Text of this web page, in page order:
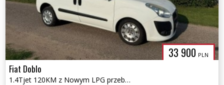
33 900 PLN
Fiat Doblo
1.4Tjet 120KM z Nowym LPG przebieg 44 tys km